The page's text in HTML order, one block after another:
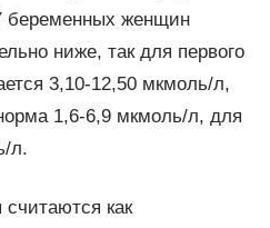
беременных женщин
ниже, так для первого
3,10-12,50 мкмоль/л,
1,6-6,9 мкмоль/л, для
л.
как